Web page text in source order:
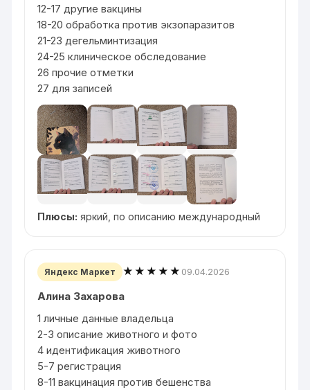
12-17 другие вакцины
18-20 обработка против экзопаразитов
21-23 дегельминтизация
24-25 клиническое обследование
26 прочие отметки
27 для записей
Плюсы: яркий, по описанию международный
Яндекс Маркет ★★★★★ 09.04.2026
Алина Захарова
1 личные данные владельца
2-3 описание животного и фото
4 идентификация животного
5-7 регистрация
8-11 вакцинация против бешенства